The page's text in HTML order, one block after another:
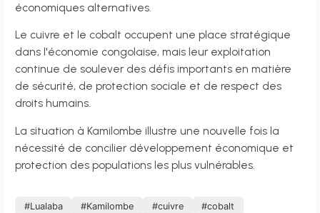
économiques alternatives.
Le cuivre et le cobalt occupent une place stratégique
dans l'économie congolaise, mais leur exploitation
continue de soulever des défis importants en matière
de sécurité, de protection sociale et de respect des
droits humains.
La situation à Kamilombe illustre une nouvelle fois la
nécessité de concilier développement économique et
protection des populations les plus vulnérables.
#Lualaba #Kamilombe #cuivre
#cobalt